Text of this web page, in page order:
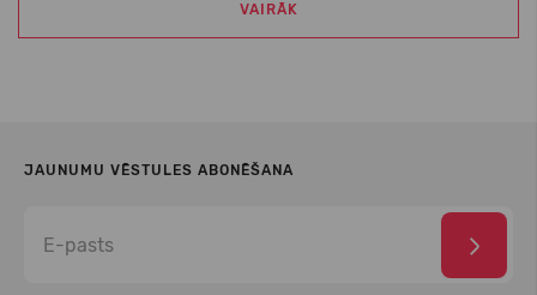
VAIRĀK
JAUNUMU VĒSTULES ABONĒŠANA